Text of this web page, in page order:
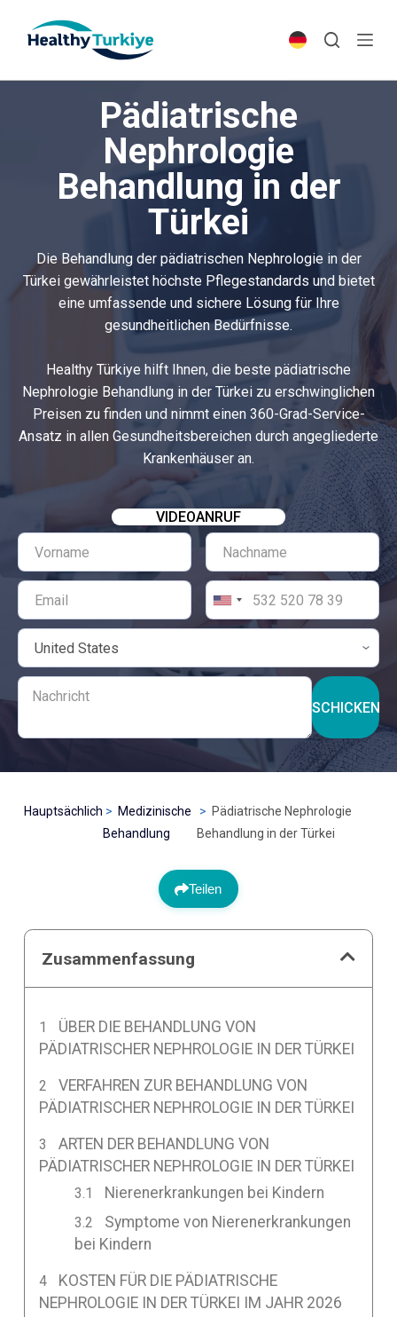
p
t
Pädiatrische
Nephrologie
Behandlung in der
Türkei
Die Behandlung der pädiatrischen Nephrologie in der
Türkei gewährleistet höchste Pflegestandards und bietet
eine umfassende und sichere Lösung für Ihre
gesundheitlichen Bedürfnisse.
Healthy Türkiye hilft Ihnen, die beste pädiatrische
Nephrologie Behandlung in der Türkei zu erschwinglichen
Preisen zu finden und nimmt einen 360-Grad-Service-
Ansatz in allen Gesundheitsbereichen durch angegliederte
Krankenhäuser an.
VIDEOANRUF
SCHICKEN
Hauptsächlich
Medizinische
Behandlung
Pädiatrische Nephrologie
Behandlung in der Türkei
Teilen
Zusammenfassung
ÜBER DIE BEHANDLUNG VON
PÄDIATRISCHER NEPHROLOGIE IN DER TÜRKEI
VERFAHREN ZUR BEHANDLUNG VON
PÄDIATRISCHER NEPHROLOGIE IN DER TÜRKEI
ARTEN DER BEHANDLUNG VON
PÄDIATRISCHER NEPHROLOGIE IN DER TÜRKEI
Nierenerkrankungen bei Kindern
Symptome von Nierenerkrankungen
bei Kindern
KOSTEN FÜR DIE PÄDIATRISCHE
NEPHROLOGIE IN DER TÜRKEI IM JAHR 2026